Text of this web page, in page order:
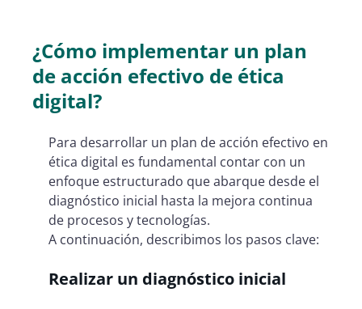
¿Cómo implementar un plan
de acción efectivo de ética
digital?
Para desarrollar un plan de acción efectivo en
ética digital es fundamental contar con un
enfoque estructurado que abarque desde el
diagnóstico inicial hasta la mejora continua
de procesos y tecnologías.
A continuación, describimos los pasos clave:
Realizar un diagnóstico inicial